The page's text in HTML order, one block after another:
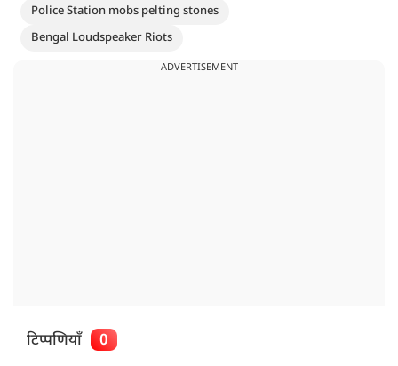
Police Station mobs pelting stones
Bengal Loudspeaker Riots
ADVERTISEMENT
टिप्पणियाँ 0